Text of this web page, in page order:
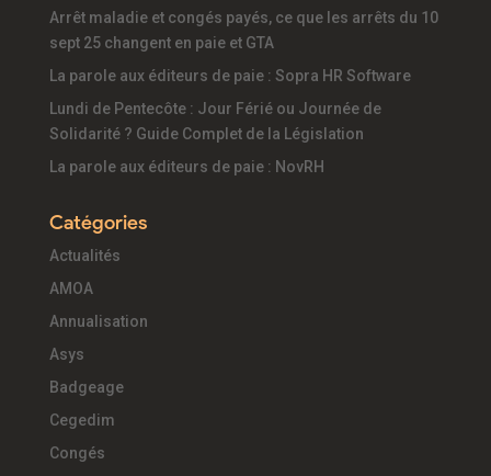
Arrêt maladie et congés payés, ce que les arrêts du 10
sept 25 changent en paie et GTA
La parole aux éditeurs de paie : Sopra HR Software
Lundi de Pentecôte : Jour Férié ou Journée de
Solidarité ? Guide Complet de la Législation
La parole aux éditeurs de paie : NovRH
Catégories
Actualités
AMOA
Annualisation
Asys
Badgeage
Cegedim
Congés